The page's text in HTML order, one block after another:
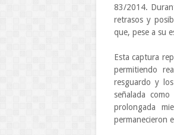
83/2014.
retrasos y
que, pese a su
Esta captura
permitiendo
resguardo y
señalada
prolongada
permanecieron